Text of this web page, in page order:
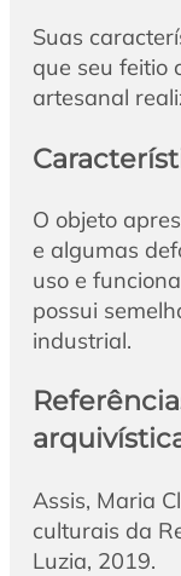
Suas
que seu feitio
artesanal
O objeto
e algumas
uso e
possui
industrial.
Assis, Maria
culturais da
Luzia, 2019.